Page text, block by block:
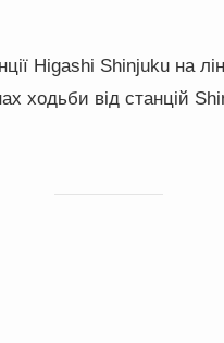
Higashi Shinjuku на
ходьби від станцій